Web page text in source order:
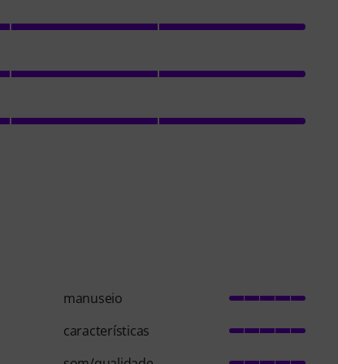
manuseio
características